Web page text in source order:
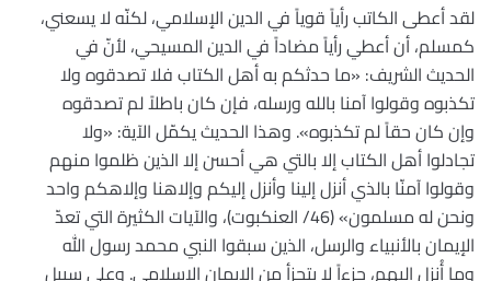
لقد أعطى الكاتب رأياً قوياً في الدين الإسلامي، لكنّه لا يسعني،
كمسلم، أن أعطي رأياً مضاداً في الدين المسيحي، لأنّ في
الحديث الشريف: «ما حدثكم به أهل الكتاب فلا تصدقوه ولا
تكذبوه وقولوا آمنا بالله ورسله، فإن كان باطلاً لم تصدقوه
وإن كان حقاً لم تكذبوه». وهذا الحديث يكمّل الآية: «ولا
تجادلوا أهل الكتاب إلا بالتي هي أحسن إلا الذين ظلموا منهم
وقولوا آمنّا بالذي أنزل إلينا وأنزل إليكم وإلاهنا وإلاهكم واحد
ونحن له مسلمون» (46/ العنكبوت)، والآيات الكثيرة التي تعدّ
الإيمان بالأنبياء والرسل، الذين سبقوا النبي محمد رسول الله
وما أُنزل إليهم، جزءاً لا يتجزأ من الإيمان الإسلامي. وعلى سبيل